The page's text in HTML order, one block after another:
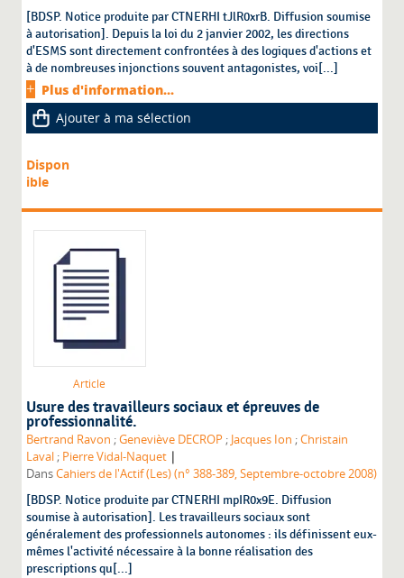
[BDSP. Notice produite par CTNERHI tJlR0xrB. Diffusion soumise
à autorisation]. Depuis la loi du 2 janvier 2002, les directions
d'ESMS sont directement confrontées à des logiques d'actions et
à de nombreuses injonctions souvent antagonistes, voi[...]
Plus d'information...
Ajouter à ma sélection
Dispon
ible
Article
Usure des travailleurs sociaux et épreuves de
professionnalité.
Bertrand Ravon ;Geneviève DECROP ; Jacques Ion ;Christain
Laval ; Pierre Vidal-Naquet |
DansCahiers de l'Actif (Les) (n° 388-389, Septembre-octobre 2008)
[BDSP. Notice produite par CTNERHI mpIR0x9E. Diffusion
soumise à autorisation]. Les travailleurs sociaux sont
généralement des professionnels autonomes : ils définissent eux-
mêmes l'activité nécessaire à la bonne réalisation des
prescriptions qu[...]